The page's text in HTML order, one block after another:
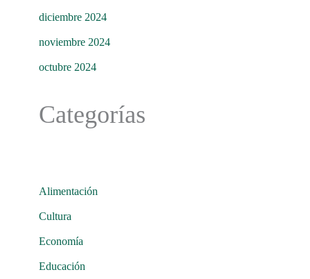
diciembre 2024
noviembre 2024
octubre 2024
Categorías
Alimentación
Cultura
Economía
Educación